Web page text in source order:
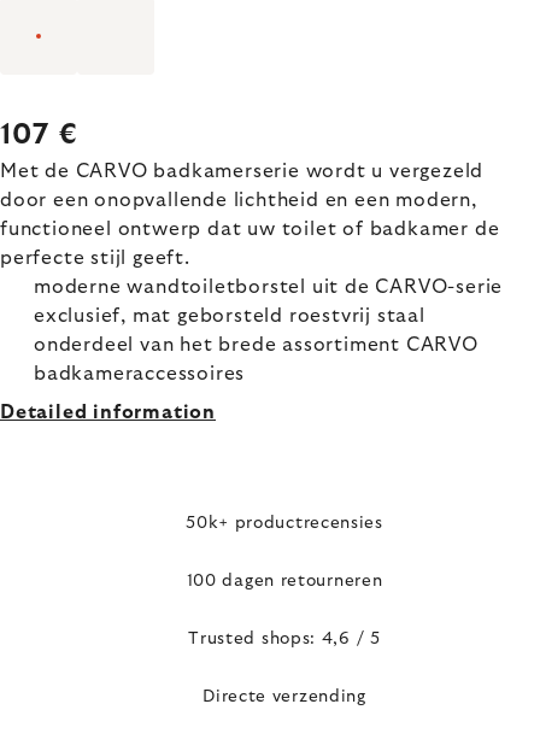
107 €
Met de CARVO badkamerserie wordt u vergezeld
door een onopvallende lichtheid en een modern,
functioneel ontwerp dat uw toilet of badkamer de
perfecte stijl geeft.
moderne wandtoiletborstel uit de CARVO-serie
exclusief, mat geborsteld roestvrij staal
onderdeel van het brede assortiment CARVO
badkameraccessoires
Detailed information
50k+ productrecensies
100 dagen retourneren
Trusted shops: 4,6 / 5
Directe verzending